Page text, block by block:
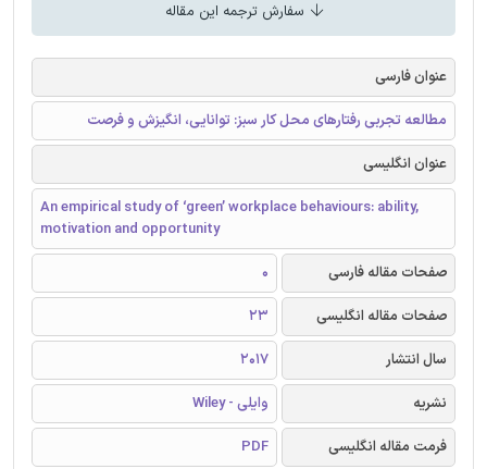
سفارش ترجمه این مقاله
عنوان فارسی
مطالعه تجربی رفتارهای محل کار سبز: توانایی، انگیزش و فرصت
عنوان انگلیسی
An empirical study of ‘green’ workplace behaviours: ability,
motivation and opportunity
صفحات مقاله فارسی
0
صفحات مقاله انگلیسی
23
سال انتشار
2017
نشریه
وایلی - Wiley
فرمت مقاله انگلیسی
PDF